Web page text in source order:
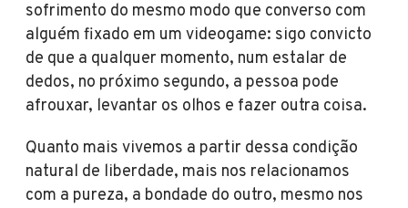
sofrimento do mesmo modo que converso com
alguém fixado em um videogame: sigo convicto
de que a qualquer momento, num estalar de
dedos, no próximo segundo, a pessoa pode
afrouxar, levantar os olhos e fazer outra coisa.
Quanto mais vivemos a partir dessa condição
natural de liberdade, mais nos relacionamos
com a pureza, a bondade do outro, mesmo nos